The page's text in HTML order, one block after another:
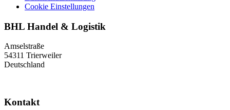
Cookie Einstellungen
BHL Handel & Logistik
Amselstraße
54311 Trierweiler
Deutschland
Kontakt